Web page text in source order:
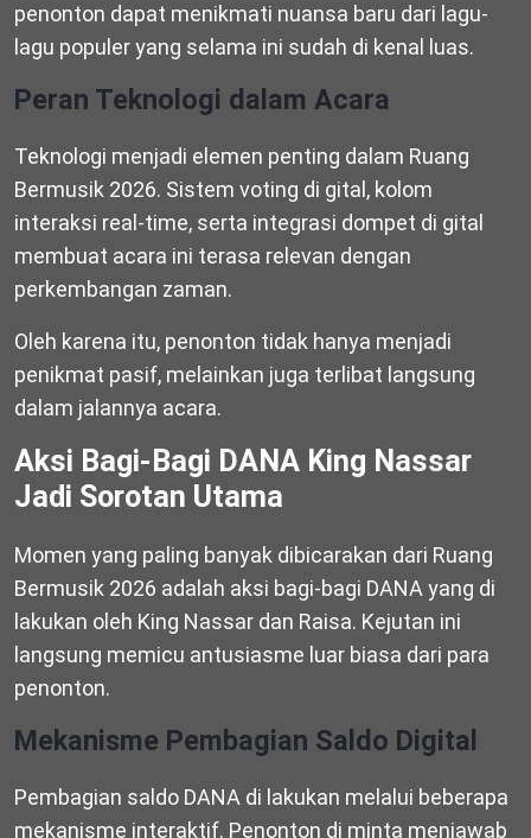
penonton dapat menikmati nuansa baru dari lagu-
lagu populer yang selama ini sudah di kenal luas.
Peran Teknologi dalam Acara
Teknologi menjadi elemen penting dalam Ruang
Bermusik 2026. Sistem voting di gital, kolom
interaksi real-time, serta integrasi dompet di gital
membuat acara ini terasa relevan dengan
perkembangan zaman.
Oleh karena itu, penonton tidak hanya menjadi
penikmat pasif, melainkan juga terlibat langsung
dalam jalannya acara.
Aksi Bagi-Bagi DANA King Nassar
Jadi Sorotan Utama
Momen yang paling banyak dibicarakan dari Ruang
Bermusik 2026 adalah aksi bagi-bagi DANA yang di
lakukan oleh King Nassar dan Raisa. Kejutan ini
langsung memicu antusiasme luar biasa dari para
penonton.
Mekanisme Pembagian Saldo Digital
Pembagian saldo DANA di lakukan melalui beberapa
mekanisme interaktif. Penonton di minta menjawab